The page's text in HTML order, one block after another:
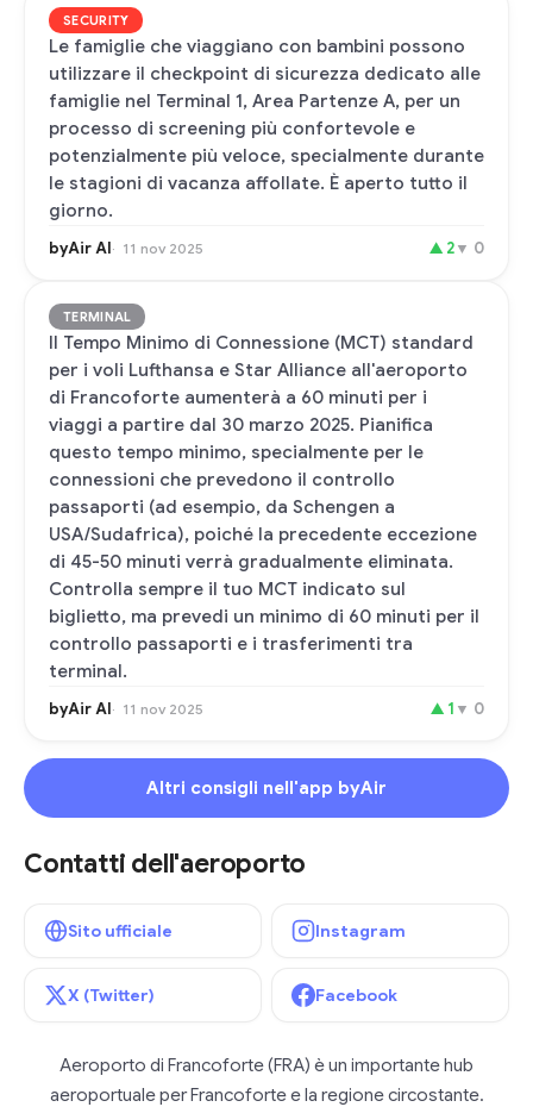
SECURITY
Le famiglie che viaggiano con bambini possono
utilizzare il checkpoint di sicurezza dedicato alle
famiglie nel Terminal 1, Area Partenze A, per un
processo di screening più confortevole e
potenzialmente più veloce, specialmente durante
le stagioni di vacanza affollate. È aperto tutto il
giorno.
byAir AI 11 nov 2025 ▲ 2▼ 0
TERMINAL
Il Tempo Minimo di Connessione (MCT) standard
per i voli Lufthansa e Star Alliance all'aeroporto
di Francoforte aumenterà a 60 minuti per i
viaggi a partire dal 30 marzo 2025. Pianifica
questo tempo minimo, specialmente per le
connessioni che prevedono il controllo
passaporti (ad esempio, da Schengen a
USA/Sudafrica), poiché la precedente eccezione
di 45-50 minuti verrà gradualmente eliminata.
Controlla sempre il tuo MCT indicato sul
biglietto, ma prevedi un minimo di 60 minuti per il
controllo passaporti e i trasferimenti tra
terminal.
byAir AI 11 nov 2025 ▲ 1 ▼ 0
Altri consigli nell'app byAir
Contatti dell'aeroporto
Sito ufficiale Instagram
X (Twitter) Facebook
Aeroporto di Francoforte (FRA) è un importante hub
aeroportuale per Francoforte e la regione circostante.